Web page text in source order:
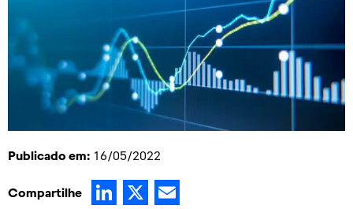
Publicado em: 16/05/2022
Compartilhe LinkedIn
X